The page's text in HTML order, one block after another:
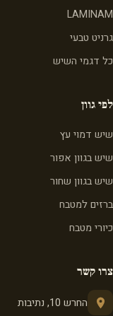
LAMINAM
גרניט טבעי
כל דגמי השיש
לפי גוון
שיש דמוי עץ
שיש בגוון אפור
שיש בגוון שחור
ברזים למטבח
כיורי מטבח
צרו קשר
החרש 10, נתיבות